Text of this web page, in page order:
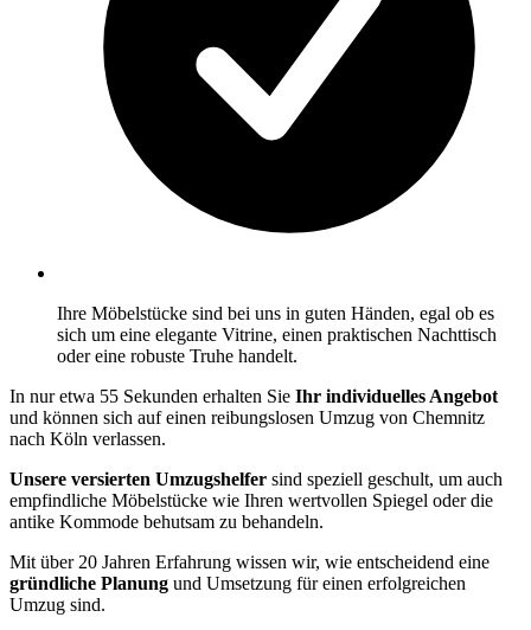
Ihre Möbelstücke sind bei uns in guten Händen, egal ob es
sich um eine elegante Vitrine, einen praktischen Nachttisch
oder eine robuste Truhe handelt.
In nur etwa 55 Sekunden erhalten Sie Ihr individuelles Angebot
und können sich auf einen reibungslosen Umzug von Chemnitz
nach Köln verlassen.
Unsere versierten Umzugshelfer sind speziell geschult, um auch
empfindliche Möbelstücke wie Ihren wertvollen Spiegel oder die
antike Kommode behutsam zu behandeln.
Mit über 20 Jahren Erfahrung wissen wir, wie entscheidend eine
gründliche Planung und Umsetzung für einen erfolgreichen
Umzug sind.